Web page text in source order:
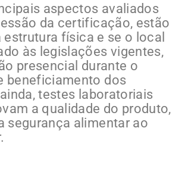
aspectos avaliados
da certificação, estão
estrutura física e se o local
às legislações vigentes,
presencial durante o
beneficiamento dos
testes laboratoriais
a qualidade do produto,
segurança alimentar ao